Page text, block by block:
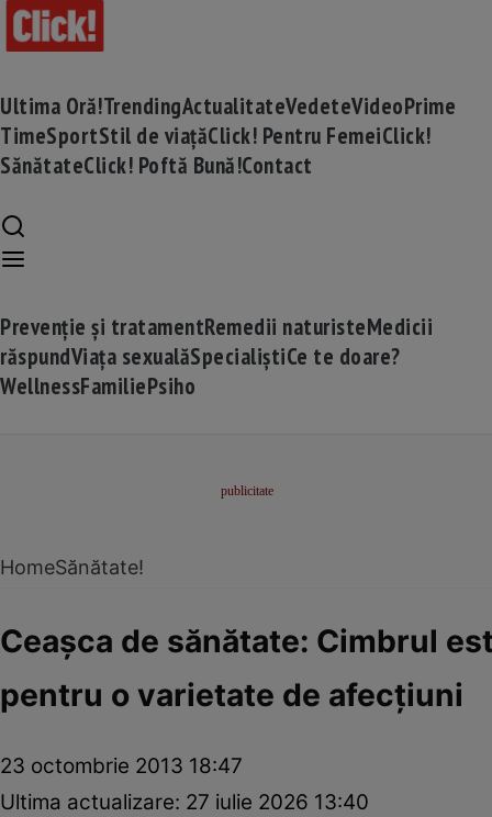
Ultima Oră!TrendingActualitateVedeteVideoPrime
TimeSportStil de viațăClick! Pentru FemeiClick!
SănătateClick! Poftă Bună!Contact
Prevenție și tratamentRemedii naturisteMedicii
răspundViața sexualăSpecialiștiCe te doare?
WellnessFamiliePsiho
HomeSănătate!
Ceaşca de sănătate: Cimbrul
pentru o varietate de afecţiuni
23 octombrie 2013 18:47
Ultima actualizare: 27 iulie 2026 13:40